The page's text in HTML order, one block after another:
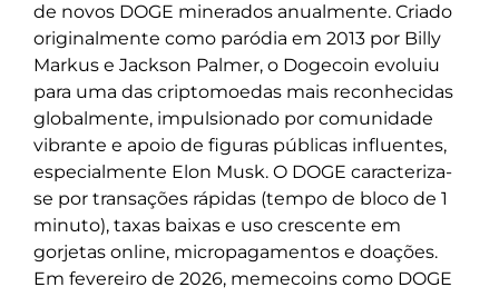
de novos DOGE minerados anualmente. Criado
originalmente como paródia em 2013 por Billy
Markus e Jackson Palmer, o Dogecoin evoluiu
para uma das criptomoedas mais reconhecidas
globalmente, impulsionado por comunidade
vibrante e apoio de figuras públicas influentes,
especialmente Elon Musk. O DOGE caracteriza-
se por transações rápidas (tempo de bloco de 1
minuto), taxas baixas e uso crescente em
gorjetas online, micropagamentos e doações.
Em fevereiro de 2026, memecoins como DOGE